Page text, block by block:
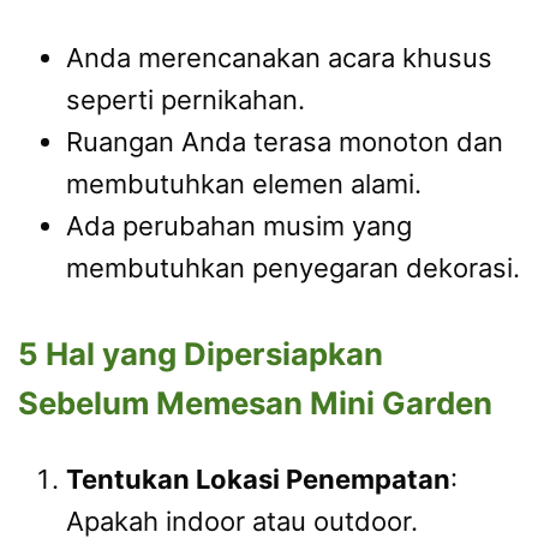
Anda merencanakan acara khusus
seperti pernikahan.
Ruangan Anda terasa monoton dan
membutuhkan elemen alami.
Ada perubahan musim yang
membutuhkan penyegaran dekorasi.
5 Hal yang Dipersiapkan
Sebelum Memesan Mini Garden
Tentukan Lokasi Penempatan:
Apakah indoor atau outdoor.